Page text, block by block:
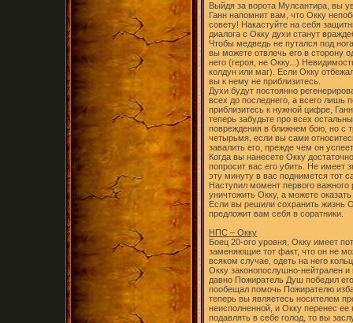
Выйдя за ворота Мулсантира, вы
Ганн напомнит вам, что Окку
совету! Накастуйте на себя
диалога с Окку духи станут
Чтобы медведь не путался под
вы можете отвлечь его в сторону
него (героя, не Окку...)
колдун или маг). Если Окку
вы к нему не приблизитесь.
Духи будут постоянно
всех до последнего, а всего лишь
приблизитесь к нужной цифре,
теперь забудьте про всех
повреждения в ближнем бою, но с
четырьмя, если вы сами
завалить его, прежде чем он
Когда вы нанесете Окку
попросит вас его убить. Не имеет
эту минуту в вас поднимется тот
Наступил момент первого
уничтожить Окку, а можете
Если вы решили сохранить жизнь
предложит вам себя в соратники.
НПС – Окку
Боец 20-ого уровня, Окку имеет
заменяющие тот факт, что он не
всяком случае, одеть на него
Окку законопослушно-нейтрален и
давно Пожиратель Душ победил
пообещал помочь Пожирателю
теперь вы являетесь носителем
неисполненной, и Окку перенес
подавлять в себе голод, то вы